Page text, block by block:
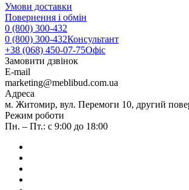
Умови доставки
Повернення і обмін
0 (800) 300-432
0 (800) 300-432Консультант
+38 (068) 450-07-75Офіс
Замовити дзвінок
E-mail
marketing@meblibud.com.ua
Адреса
м. Житомир, вул. Перемоги 10, другий
Режим роботи
Пн. – Пт.: с 9:00 до 18:00